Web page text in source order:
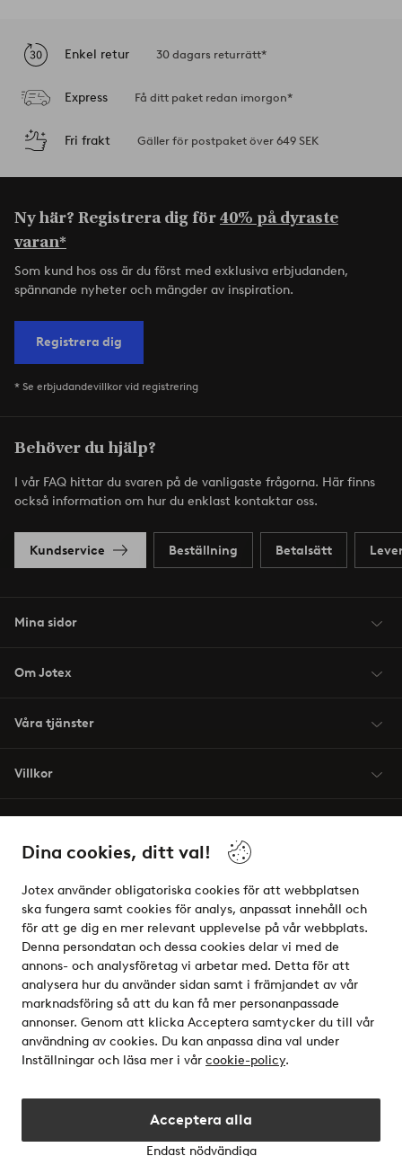
Dina cookies, ditt val!
Jotex använder obligatoriska cookies för att webbplatsen
ska fungera samt cookies för analys, anpassat innehåll och
för att ge dig en mer relevant upplevelse på vår webbplats.
Denna persondatan och dessa cookies delar vi med de
annons- och analysföretag vi arbetar med. Detta för att
analysera hur du använder sidan samt i främjandet av vår
marknadsföring så att du kan få mer personanpassade
annonser. Genom att klicka Acceptera samtycker du till vår
användning av cookies. Du kan anpassa dina val under
Inställningar och läsa mer i vår cookie-policy.
Acceptera alla
Endast nödvändiga
Enkel retur 30 dagars returrätt*
Express Få ditt paket redan imorgon*
Fri frakt Gäller för postpaket över 649 SEK
Ny här? Registrera dig för40% på dyraste
varan*
Som kund hos oss är du först med exklusiva erbjudanden,
spännande nyheter och mängder av inspiration.
Registrera dig
* Se erbjudandevillkor vid registrering
Behöver du hjälp?
I vår FAQ hittar du svaren på de vanligaste frågorna. Här finns
också information om hur du enklast kontaktar oss.
Kundservice Beställning Betalsätt
Mina sidor
Om Jotex
Våra tjänster
Villkor
Säkra betalningar - Betala direkt eller dela upp
Vill du veta mer om våra betalalternativ?
elpy